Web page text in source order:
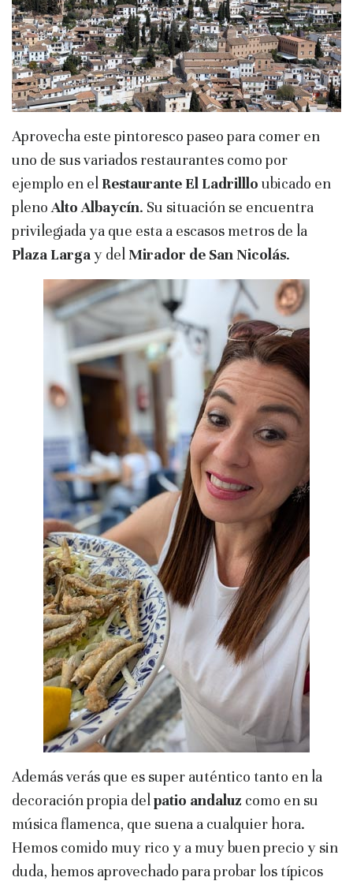
Aprovecha este pintoresco paseo para comer en
uno de sus variados restaurantes como por
ejemplo en el Restaurante El Ladrilllo ubicado en
plenoAlto Albaycín. Su situación se encuentra
privilegiada ya que esta a escasos metros de la
Plaza Largay del Mirador de San Nicolás.
Además verás que es super auténtico tanto en la
decoración propia delpatio andaluz como en su
música flamenca, que suena a cualquier hora.
Hemos comido muy rico y a muy buen precio y sin
duda, hemos aprovechado para probar los típicos